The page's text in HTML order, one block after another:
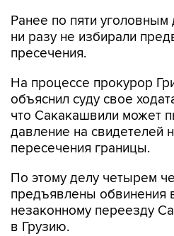
Ранее по пяти
ни разу не избирали
пресечения.
На процессе прокурор
объяснил суду свое
что Сакакашвили может
давление на свидетелей
пересечения границы.
По этому делу четырем
предъявлены обвинения
незаконному переезду
в Грузию.